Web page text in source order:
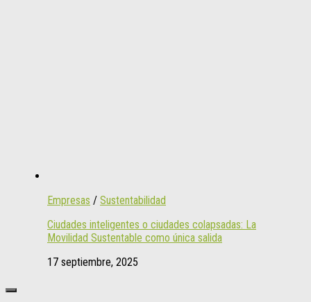
Empresas / Sustentabilidad
Ciudades inteligentes o ciudades colapsadas: La
Movilidad Sustentable como única salida
17 septiembre, 2025